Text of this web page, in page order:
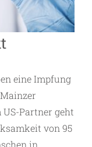
eine Impfung
Partner geht
von 95
in